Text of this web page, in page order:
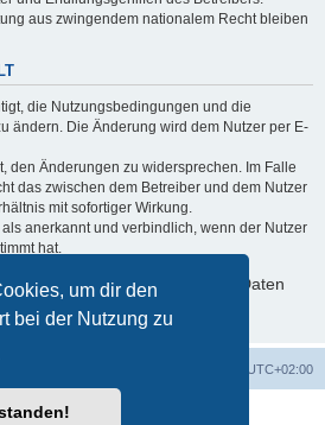
um dir den
bei der Nutzung zu
aus zwingendem nationalem Recht bleiben
die Nutzungsbedingungen und die
ändern. Die Änderung wird dem Nutzer per E-
den Änderungen zu widersprechen. Im Falle
das zwischen dem Betreiber und dem Nutzer
mit sofortiger Wirkung.
anerkannt und verbindlich, wenn der Nutzer
hat.
mit deinen persönlichen Daten
enthalten.
UTC+02:00
® Forum Software © phpBB Limited